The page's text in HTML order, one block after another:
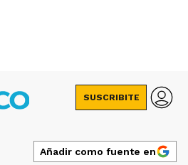
SUSCRIBITE
Añadir como fuente en